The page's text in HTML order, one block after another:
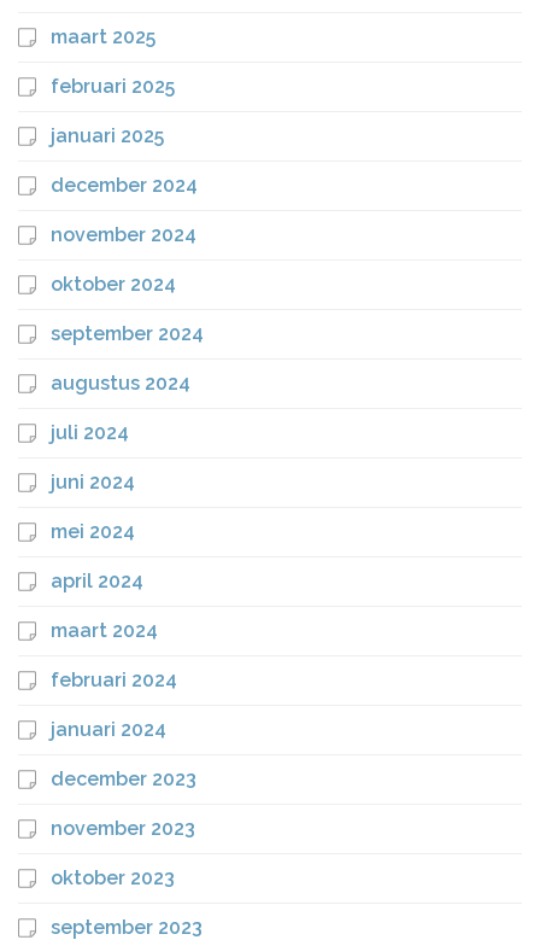
maart 2025
februari 2025
januari 2025
december 2024
november 2024
oktober 2024
september 2024
augustus 2024
juli 2024
juni 2024
mei 2024
april 2024
maart 2024
februari 2024
januari 2024
december 2023
november 2023
oktober 2023
september 2023